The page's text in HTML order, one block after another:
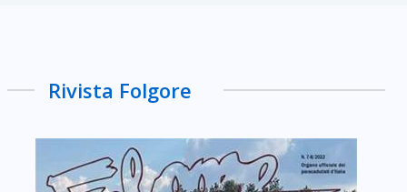
Rivista Folgore